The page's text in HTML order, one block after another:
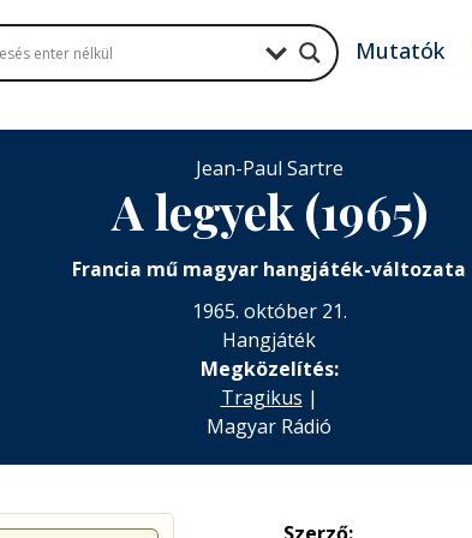
Mutatók
Jean-Paul Sartre
A legyek (1965)
Francia mű magyar hangjáték-változata
1965. október 21.
Hangjáték
Megközelítés:
Tragikus |
Magyar Rádió